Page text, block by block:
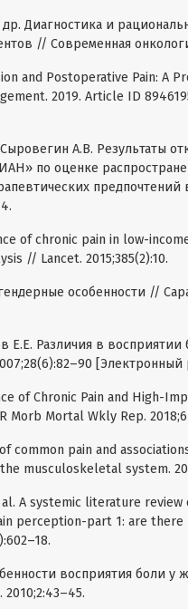
Диагностика и
// Современная
and Postoperative Pain: A
2019. Article ID
А.В. Результаты
по оценке
предпочтений
of chronic pain in low-
// Lancet. 2015;385(2):10.
особенности //
Е.Е. Различия в
[Электронный
of Chronic Pain and High-
Mortal Wkly Rep.
common pain and
musculoskeletal system.
al. A systemic literature
perception-part 1: are
восприятия боли у